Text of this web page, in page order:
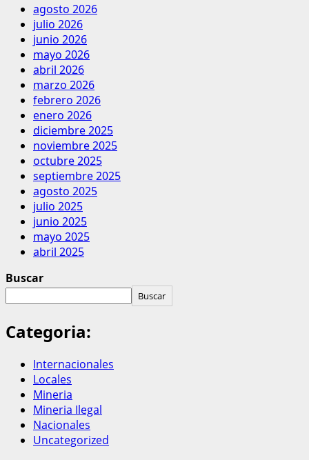
agosto 2026
julio 2026
junio 2026
mayo 2026
abril 2026
marzo 2026
febrero 2026
enero 2026
diciembre 2025
noviembre 2025
octubre 2025
septiembre 2025
agosto 2025
julio 2025
junio 2025
mayo 2025
abril 2025
Buscar
Buscar
Categoria:
Internacionales
Locales
Mineria
Mineria Ilegal
Nacionales
Uncategorized